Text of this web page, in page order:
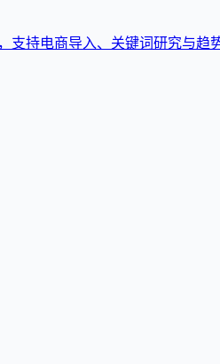
支持电商导入、关键词研究与趋